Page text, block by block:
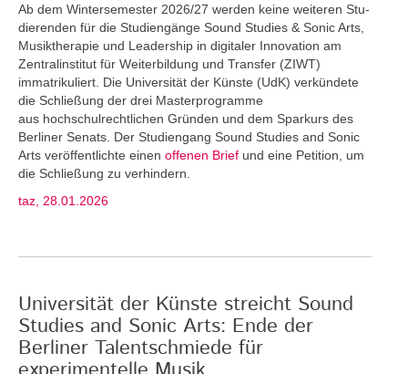
Ab dem Wintersemester 2026/27 werden keine weiteren Stu­
dierenden für die Studiengänge Sound Studies & Sonic Arts,
Musiktherapie und Leadership in digitaler Innovation am
Zentralinstitut für Weiterbildung und Transfer (ZIWT)
immatrikuliert. Die Universität der Künste (UdK) verkündete
die Schließung der drei Masterprogramme
aus hochschulrechtlichen Gründen und dem Sparkurs des
Berliner Senats. Der Studiengang Sound Studies and Sonic
Arts veröffentlichte einen offenen Brief und eine Petition, um
die Schließung zu verhindern.
taz, 28.01.2026
Universität der Künste streicht Sound
Studies and Sonic Arts: Ende der
Berliner Talentschmiede für